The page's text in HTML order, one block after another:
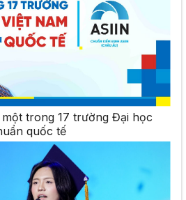
trong 17 trường Đại học
quốc tế